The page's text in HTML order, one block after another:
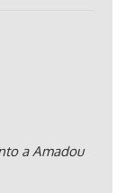
a Amadou